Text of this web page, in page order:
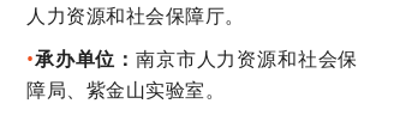
人力资源和社会保障厅。
•承办单位：南京市人力资源和社会保
障局、紫金山实验室。